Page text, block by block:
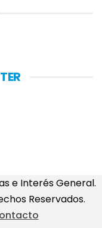
e Interés General.
Reservados.